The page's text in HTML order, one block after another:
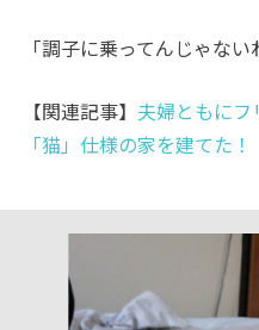
「調子に乗ってんじゃない
【関連記事】 夫婦ともに
「猫」仕様の家を建てた！